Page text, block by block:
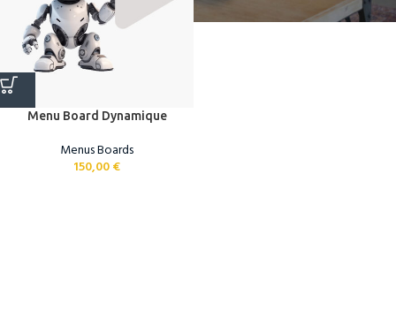
Menu Board Dynamique
Menus Boards
150,00€